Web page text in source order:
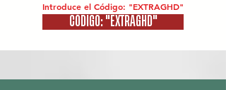
Introduce el Código: "EXTRAGHD"
CÓDIGO: "EXTRAGHD"